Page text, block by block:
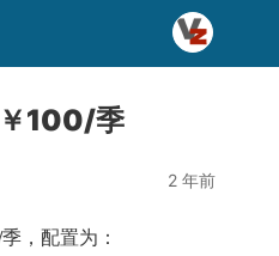
100/季
2 年前
，配置为：